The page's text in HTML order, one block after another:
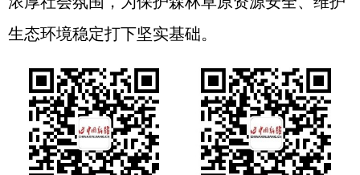
生态环境稳定打下坚实基础。